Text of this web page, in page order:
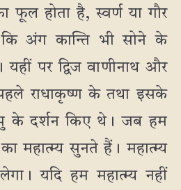
फूल होता है, स्वर्ण या गौर
कि अंग कान्ति भी सोने के
यहीं पर द्विज वाणीनाथ और
राधाकृष्ण के तथा इसके
के दर्शन किए थे। जब हम
महात्म्य सुनते हैं। महात्म्य
यदि हम महात्म्य नहीं